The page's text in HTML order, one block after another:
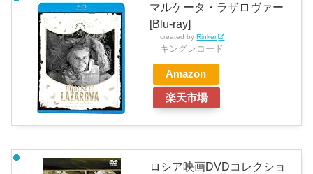
マルケータ・ラザロヴァー
[Blu-ray]
created byRinker
キングレコード
Amazon
楽天市場
ロシア映画DVDコレクショ